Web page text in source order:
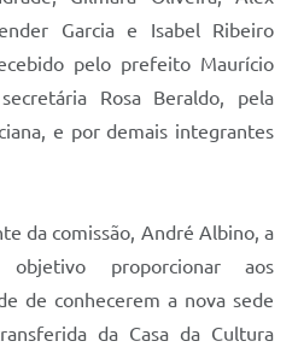
Garcia e Isabel Ribeiro
pelo prefeito Maurício
Rosa Beraldo, pela
e por demais integrantes
comissão, André Albino, a
proporcionar aos
de conhecerem a nova sede
da Casa da Cultura